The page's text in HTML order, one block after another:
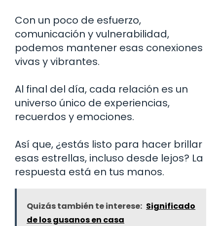
Con un poco de esfuerzo,
comunicación y vulnerabilidad,
podemos mantener esas conexiones
vivas y vibrantes.
Al final del día, cada relación es un
universo único de experiencias,
recuerdos y emociones.
Así que, ¿estás listo para hacer brillar
esas estrellas, incluso desde lejos? La
respuesta está en tus manos.
Quizás también te interese: Significado
de los gusanos en casa